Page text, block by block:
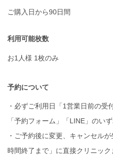
ご購入日から90日間
利用可能枚数
お1人様 1枚のみ
予約について
・必ずご利用日「1営業日前の受
「予約フォーム」「LINE」のい
・ご予約後に変更、キャンセル
時間終了まで」に直接クリニッ